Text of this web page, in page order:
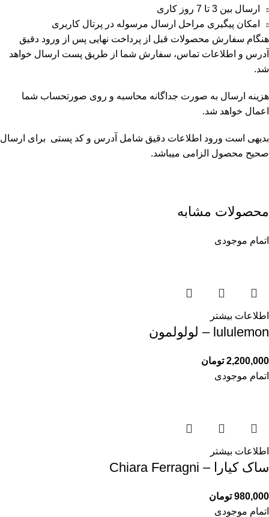
ارسال بین 3 تا 7 روز کاری
امکان پیگیری مراحل ارسال مرسوله در پرتال کاربری
هنگام سفارش محصولات قبل از پرداخت نهایی پس از ورود دقیق
آدرس و اطلاعات تماس، سفارش شما از طریق پست ارسال خواهد
شد.
هزینه ارسال به صورت جداگانه محاسبه و روی صورتحساب شما
اعمال خواهد شد.
بدیهی است ورود اطلاعات دقیق شامل آدرس و کد پستی برای ارسال
صحیح محصول الزامی میباشد.
محصولات مشابه
اتمام موجودی
اطلاعات بیشتر
lululemon – لولولمون
2,200,000 تومان
اتمام موجودی
اطلاعات بیشتر
ساک کیارا – Chiara Ferragni
980,000 تومان
اتمام موجودی